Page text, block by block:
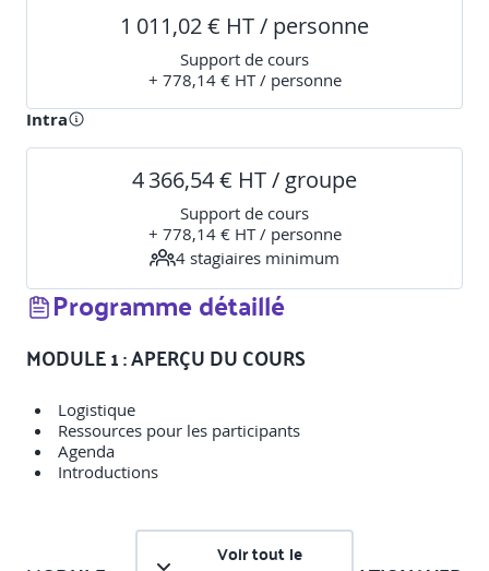
1 011,02 € HT / personne
Support de cours
+ 778,14 € HT / personne
Intra
4 366,54 € HT / groupe
Support de cours
+ 778,14 € HT / personne
4 stagiaires minimum
Programme détaillé
MODULE 1 : APERÇU DU COURS
Logistique
Ressources pour les participants
Agenda
Introductions
Voir tout le